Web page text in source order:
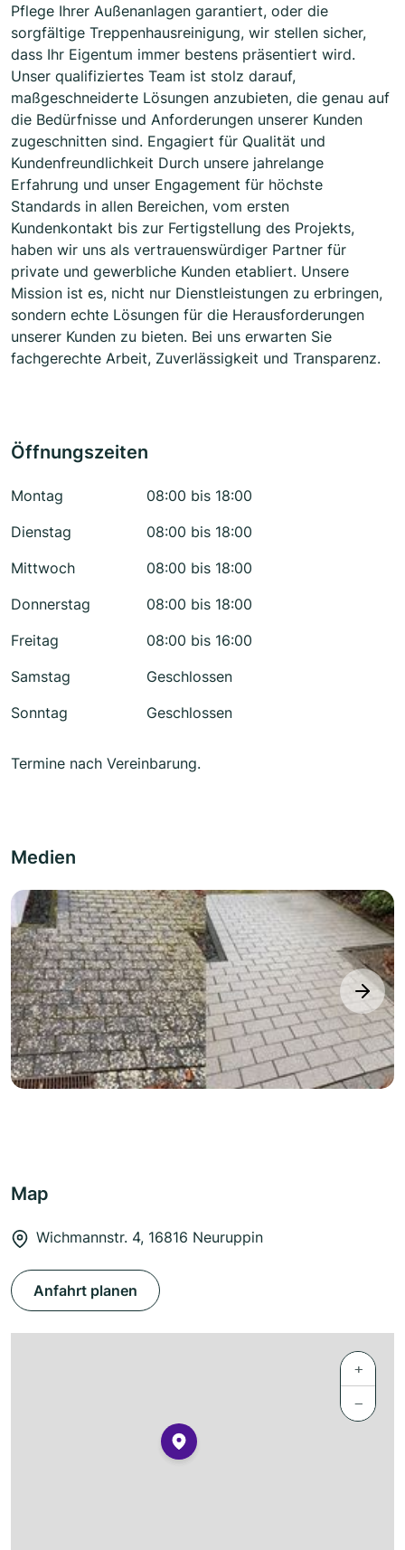
Pflege Ihrer Außenanlagen garantiert, oder die
sorgfältige Treppenhausreinigung, wir stellen sicher,
dass Ihr Eigentum immer bestens präsentiert wird.
Unser qualifiziertes Team ist stolz darauf,
maßgeschneiderte Lösungen anzubieten, die genau auf
die Bedürfnisse und Anforderungen unserer Kunden
zugeschnitten sind. Engagiert für Qualität und
Kundenfreundlichkeit Durch unsere jahrelange
Erfahrung und unser Engagement für höchste
Standards in allen Bereichen, vom ersten
Kundenkontakt bis zur Fertigstellung des Projekts,
haben wir uns als vertrauenswürdiger Partner für
private und gewerbliche Kunden etabliert. Unsere
Mission ist es, nicht nur Dienstleistungen zu erbringen,
sondern echte Lösungen für die Herausforderungen
unserer Kunden zu bieten. Bei uns erwarten Sie
fachgerechte Arbeit, Zuverlässigkeit und Transparenz.
Öffnungszeiten
Montag
08:00 bis 18:00
Dienstag
08:00 bis 18:00
Mittwoch
08:00 bis 18:00
Donnerstag
08:00 bis 18:00
Freitag
08:00 bis 16:00
Samstag
Geschlossen
Sonntag
Geschlossen
Termine nach Vereinbarung.
Medien
next
Map
Wichmannstr. 4, 16816 Neuruppin
Anfahrt planen
+
−